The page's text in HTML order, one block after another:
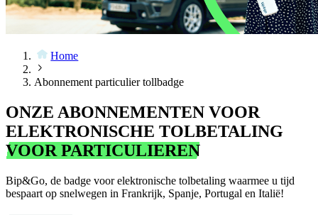
Home
Abonnement particulier tollbadge
ONZE ABONNEMENTEN VOOR
ELEKTRONISCHE TOLBETALING
VOOR PARTICULIEREN
Bip&Go, de badge voor elektronische tolbetaling waarmee u tijd
bespaart op snelwegen in Frankrijk, Spanje, Portugal en Italië!